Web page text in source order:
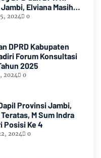
Elviana Masih
2024 0
DPRD Kabupaten
Forum Konsultasi
2025
2024 0
Provinsi Jambi,
M Sum Indra
Posisi Ke 4
2024 0